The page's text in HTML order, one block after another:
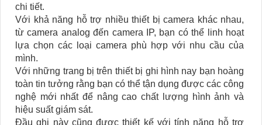
chi tiết.
Với khả năng hỗ trợ nhiều thiết bị camera khác nhau,
từ camera analog đến camera IP, bạn có thể linh hoạt
lựa chọn các loại camera phù hợp với nhu cầu của
mình.
Với những trang bị trên thiết bị ghi hình nay bạn hoàng
toàn tin tưởng rằng bạn có thể tận dụng được các công
nghệ mới nhất để nâng cao chất lượng hình ảnh và
hiệu suất giám sát.
Đầu ghi này cũng được thiết kế với tính năng hỗ trợ